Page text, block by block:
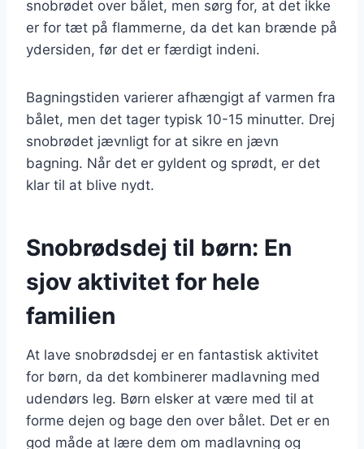
snobrødet over bålet, men sørg for, at det ikke
er for tæt på flammerne, da det kan brænde på
ydersiden, før det er færdigt indeni.
Bagningstiden varierer afhængigt af varmen fra
bålet, men det tager typisk 10-15 minutter. Drej
snobrødet jævnligt for at sikre en jævn
bagning. Når det er gyldent og sprødt, er det
klar til at blive nydt.
Snobrødsdej til børn: En
sjov aktivitet for hele
familien
At lave snobrødsdej er en fantastisk aktivitet
for børn, da det kombinerer madlavning med
udendørs leg. Børn elsker at være med til at
forme dejen og bage den over bålet. Det er en
god måde at lære dem om madlavning og